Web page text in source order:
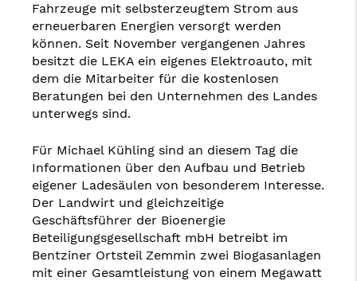
Fahrzeuge mit selbsterzeugtem Strom aus
erneuerbaren Energien versorgt werden
können. Seit November vergangenen Jahres
besitzt die LEKA ein eigenes Elektroauto, mit
dem die Mitarbeiter für die kostenlosen
Beratungen bei den Unternehmen des Landes
unterwegs sind.
Für Michael Kühling sind an diesem Tag die
Informationen über den Aufbau und Betrieb
eigener Ladesäulen von besonderem Interesse.
Der Landwirt und gleichzeitige
Geschäftsführer der Bioenergie
Beteiligungsgesellschaft mbH betreibt im
Bentziner Ortsteil Zemmin zwei Biogasanlagen
mit einer Gesamtleistung von einem Megawatt